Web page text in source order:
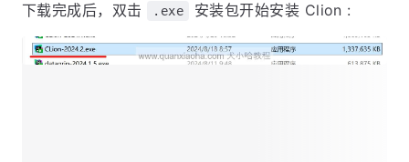
下载完成后，双击 .exe 安装包开始安装 Clion :